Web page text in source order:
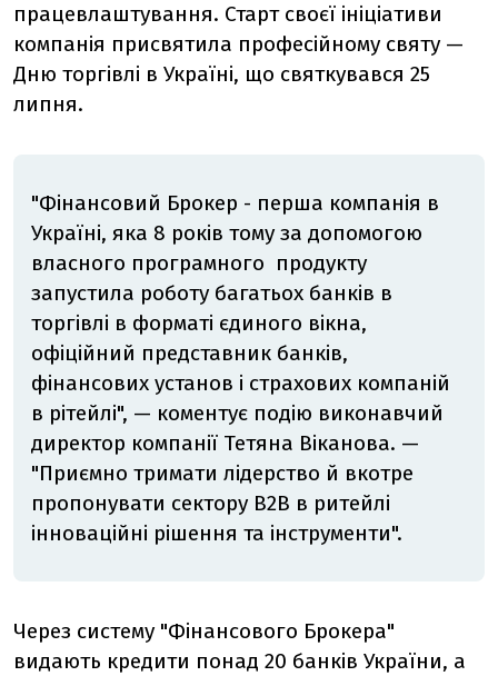
працевлаштування. Старт своєї ініціативи
компанія присвятила професійному святу —
Дню торгівлі в Україні, що святкувався 25
липня.
"Фінансовий Брокер - перша компанія в
Україні, яка 8 років тому за допомогою
власного програмного продукту
запустила роботу багатьох банків в
торгівлі в форматі єдиного вікна,
офіційний представник банків,
фінансових установ і страхових компаній
в рітейлі", — коментує подію виконавчий
директор компанії Тетяна Віканова. —
"Приємно тримати лідерство й вкотре
пропонувати сектору B2B в ритейлі
інноваційні рішення та інструменти".
Через систему "Фінансового Брокера"
видають кредити понад 20 банків України, а